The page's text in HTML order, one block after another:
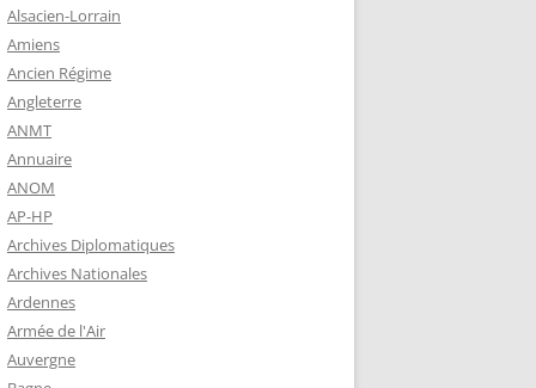
SUR-
MARIE
SUR-
1965)
SUR-
(1910-
Alsacien-Lorrain
Amiens
Ancien Régime
Angleterre
ANMT
Annuaire
ANOM
AP-HP
Archives Diplomatiques
Archives Nationales
Ardennes
Armée de l'Air
Auvergne